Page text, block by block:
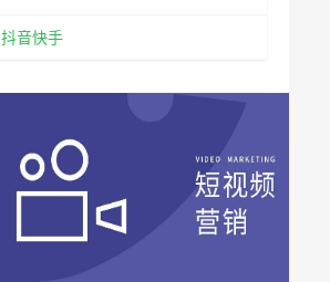
抖音快手